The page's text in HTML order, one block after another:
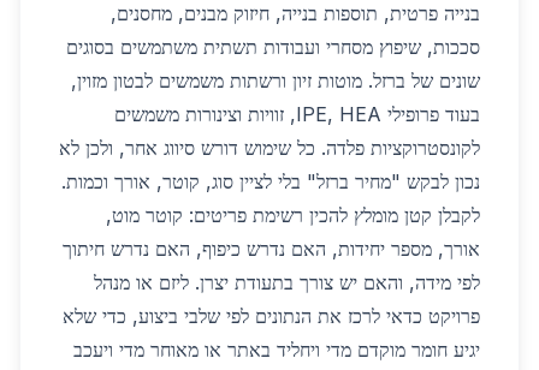
בנייה פרטית, תוספות בנייה, חיזוק מבנים, מחסנים,
סככות, שיפוץ מסחרי ועבודות תשתית משתמשים בסוגים
שונים של ברזל. מוטות זיון ורשתות משמשים לבטון מזוין,
בעוד פרופילי IPE, HEA, זוויות וצינורות משמשים
לקונסטרוקציות פלדה. כל שימוש דורש סיווג אחר, ולכן לא
נכון לבקש "מחיר ברזל" בלי לציין סוג, קוטר, אורך וכמות.
לקבלן קטן מומלץ להכין רשימת פריטים: קוטר מוט,
אורך, מספר יחידות, האם נדרש כיפוף, האם נדרש חיתוך
לפי מידה, והאם יש צורך בתעודת יצרן. ליזם או מנהל
פרויקט כדאי לרכז את הנתונים לפי שלבי ביצוע, כדי שלא
יגיע חומר מוקדם מדי ויחליד באתר או מאוחר מדי ויעכב